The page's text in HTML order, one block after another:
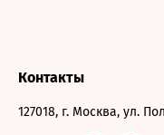
Контакты
127018, г. Москва, ул.